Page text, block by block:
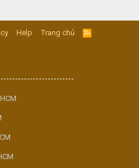
Help Trang chủ
R
S